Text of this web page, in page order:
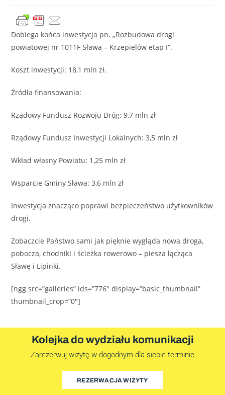
Dobiega końca inwestycja pn. „Rozbudowa drogi
powiatowej nr 1011F Sława – Krzepielów etap I”.
Koszt inwestycji: 18,1 mln zł.
Źródła finansowania:
Rządowy Fundusz Rozwoju Dróg: 9,7 mln zł
Rządowy Fundusz Inwestycji Lokalnych: 3,5 mln zł
Wkład własny Powiatu: 1,25 mln zł
Wsparcie Gminy Sława: 3,6 mln zł
Inwestycja znacząco poprawi bezpieczeństwo użytkowników
drogi.
Zobaczcie Państwo sami jak pięknie wygląda nowa droga,
pobocza, chodniki i ścieżka rowerowo – piesza łącząca
Sławę i Lipinki.
[ngg src=”galleries” ids=”776″ display=”basic_thumbnail”
thumbnail_crop=”0″]
Kolejka do wydziału komunikacji
Zarezerwuj wizytę w dogodnym dla siebie terminie
REZERWACJA WIZYTY